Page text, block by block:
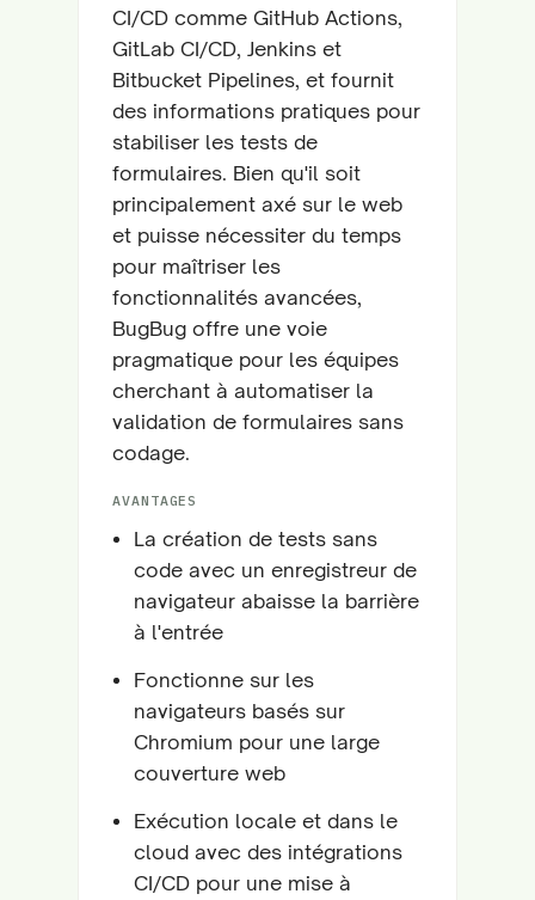
CI/CD comme GitHub Actions,
GitLab CI/CD, Jenkins et
Bitbucket Pipelines, et fournit
des informations pratiques pour
stabiliser les tests de
formulaires. Bien qu'il soit
principalement axé sur le web
et puisse nécessiter du temps
pour maîtriser les
fonctionnalités avancées,
BugBug offre une voie
pragmatique pour les équipes
cherchant à automatiser la
validation de formulaires sans
codage.
AVANTAGES
La création de tests sans
code avec un enregistreur de
navigateur abaisse la barrière
à l'entrée
Fonctionne sur les
navigateurs basés sur
Chromium pour une large
couverture web
Exécution locale et dans le
cloud avec des intégrations
CI/CD pour une mise à